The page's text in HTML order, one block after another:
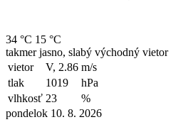
34 °C 15 °C
takmer jasno, slabý východný vietor
vietor
V, 2.86 m/s
tlak
1019
hPa
vlhkosť 23
%
pondelok 10. 8. 2026